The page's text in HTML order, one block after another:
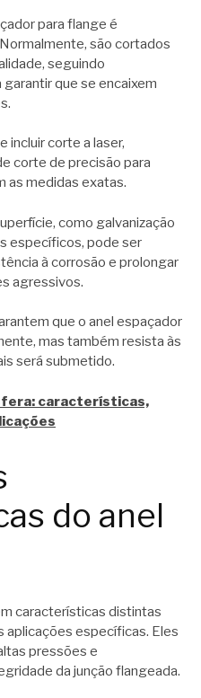
para flange é
são cortados
seguindo
que se encaixem
incluir corte a laser,
corte de precisão para
as medidas exatas.
como galvanização
específicos, pode ser
à corrosão e prolongar
agressivos.
que o anel espaçador
mas também resista às
será submetido.
características,
do anel
características distintas
aplicações específicas. Eles
pressões e
da junção flangeada.